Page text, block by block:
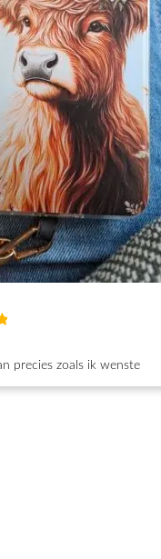
precies zoals ik wenste